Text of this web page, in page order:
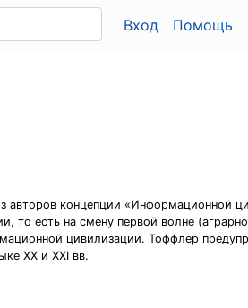
Вход Помощь
концепции «Информационной
то есть на смену первой волне
цивилизации. Тоффлер
XX и XXI вв.